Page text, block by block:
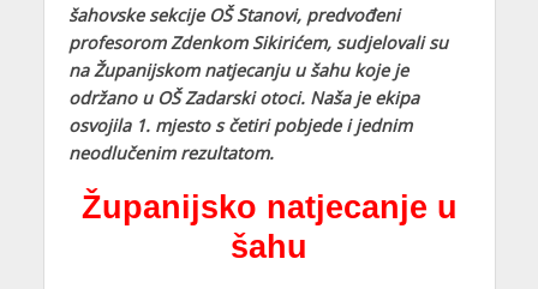
šahovske sekcije OŠ Stanovi, predvođeni
profesorom Zdenkom Sikirićem, sudjelovali su
na Županijskom natjecanju u šahu koje je
održano u OŠ Zadarski otoci. Naša je ekipa
osvojila 1. mjesto s četiri pobjede i jednim
neodlučenim rezultatom.
Županijsko natjecanje u
šahu